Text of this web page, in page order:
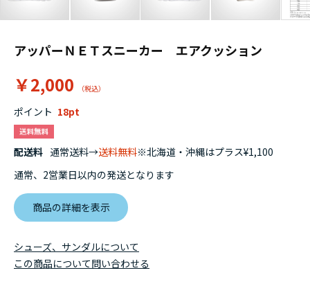
アッパーＮＥＴスニーカー エアクッション
￥2,000
ポイント 18
配送料 通常送料→送料無料※北海道・沖縄はプラス¥1,100
通常、2営業日以内の発送となります
商品の詳細を表示
シューズ、サンダルについて
この商品について問い合わせる